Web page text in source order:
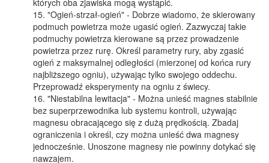
których oba zjawiska mogą wystąpić.
"Ogień-strzał-ogień" - Dobrze wiadomo, że skierowany
podmuch powietrza może ugasić ogień. Zazwyczaj takie
podmuchy powietrza kierowane są przez prowadzenie
powietrza przez rurę. Określ parametry rury, aby zgasić
ogień z maksymalnej odległości (mierzonej od końca rury
najbliższego ogniu), używając tylko swojego oddechu.
Przeprowadź eksperymenty na ogniu z świecy.
"Niestabilna lewitacja" - Można unieść magnes stabilnie
bez superprzewodnika lub systemu kontroli, używając
magnesu obracającego się z dużą prędkością. Zbadaj
ograniczenia i określ, czy można unieść dwa magnesy
jednocześnie. Unoszone magnesy nie powinny dotykać się
nawzajem.